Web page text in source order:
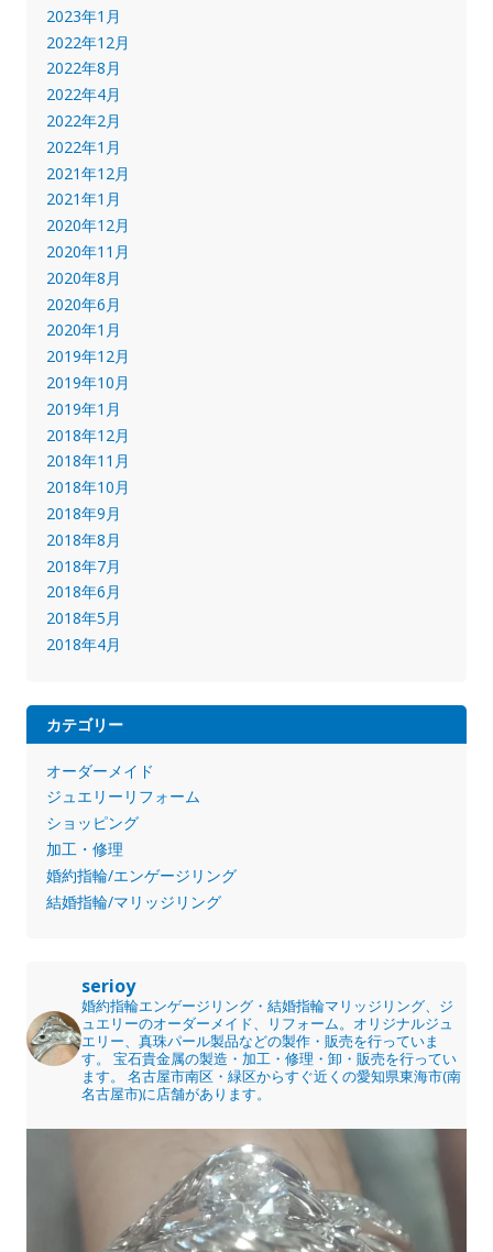
2023年1月
2022年12月
2022年8月
2022年4月
2022年2月
2022年1月
2021年12月
2021年1月
2020年12月
2020年11月
2020年8月
2020年6月
2020年1月
2019年12月
2019年10月
2019年1月
2018年12月
2018年11月
2018年10月
2018年9月
2018年8月
2018年7月
2018年6月
2018年5月
2018年4月
カテゴリー
オーダーメイド
ジュエリーリフォーム
ショッピング
加工・修理
婚約指輪/エンゲージリング
結婚指輪/マリッジリング
serioy
婚約指輪エンゲージリング・結婚指輪マリッジリング、ジ
ュエリーのオーダーメイド、リフォーム。オリジナルジュ
エリー、真珠パール製品などの製作・販売を行っていま
す。
宝石貴金属の製造・加工・修理・卸・販売を行ってい
ます。
名古屋市南区・緑区からすぐ近くの愛知県東海市(南
名古屋市)に店舗があります。